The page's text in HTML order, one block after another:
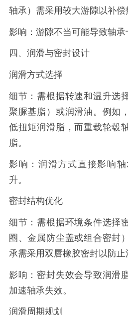
轴承）需采用较大游隙以补偿
影响：游隙不当可能导致轴承
四、润滑与密封设计
润滑方式选择
细节：需根据转速和温升选
聚脲基脂）或润滑油。例如
低扭矩润滑脂，而重载轮毂
脂。
影响：润滑方式直接影响
升。
密封结构优化
细节：需根据环境条件选择
圈、金属防尘盖或组合密封
承需采用双唇橡胶密封以防止
影响：密封失效会导致润滑
加速轴承失效。
润滑周期规划